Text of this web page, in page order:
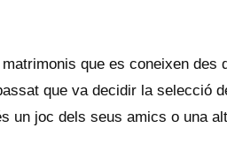
que es coneixen des
que va decidir la
un joc dels seus amics o una